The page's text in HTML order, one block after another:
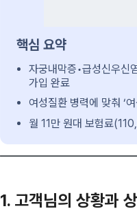
핵심 요약
자궁내막증•급성신우신
가입 완료
여성질환 병력에 맞춰 ‘
월 11만 원대 보험료
1. 고객님의 상황과